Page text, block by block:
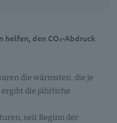
helfen, den CO₂-Abdruck
die wärmsten, die je
ergibt die jährliche
seit Beginn der